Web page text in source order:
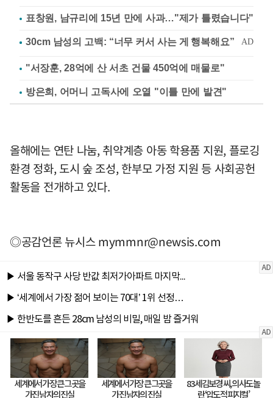
표창원, 남규리에 15년 만에 사과…"제가 틀렸습니다"
"서장훈, 28억에 산 서초 건물 450억에 매물로"
방은희, 어머니 고독사에 오열 "이틀 만에 발견"
올해에는 연탄 나눔, 취약계층 아동 학용품 지원, 플로깅
환경 정화, 도시 숲 조성, 한부모 가정 지원 등 사회공헌
활동을 전개하고 있다.
◎공감언론 뉴시스mymmnr@newsis.com